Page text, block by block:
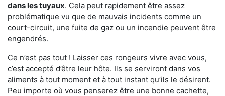
dans les tuyaux. Cela peut rapidement être assez
problématique vu que de mauvais incidents comme un
court-circuit, une fuite de gaz ou un incendie peuvent être
engendrés.
Ce n’est pas tout ! Laisser ces rongeurs vivre avec vous,
c’est accepté d’être leur hôte. Ils se serviront dans vos
aliments à tout moment et à tout instant qu’ils le désirent.
Peu importe où vous penserez être une bonne cachette,